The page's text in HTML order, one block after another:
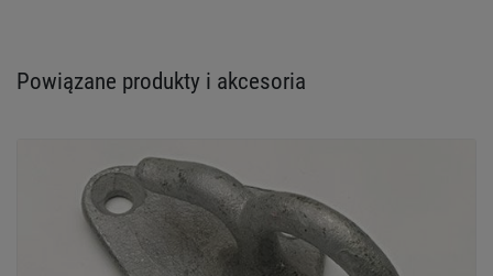
Powiązane produkty i akcesoria